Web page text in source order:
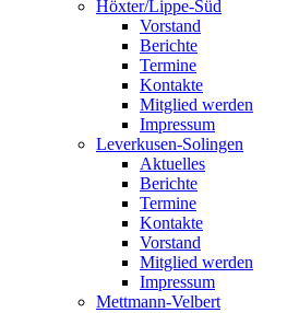
Höxter/Lippe-Süd
Vorstand
Berichte
Termine
Kontakte
Mitglied werden
Impressum
Leverkusen-Solingen
Aktuelles
Berichte
Termine
Kontakte
Vorstand
Mitglied werden
Impressum
Mettmann-Velbert